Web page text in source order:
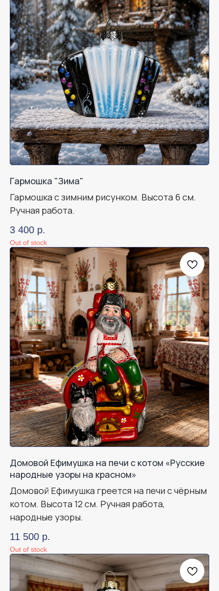
Гармошка "Зима"
Гармошка с зимним рисунком. Высота 6 см.
Ручная работа.
3 400 р.
Out of stock
Домовой Ефимушка на печи с котом «Русские
народные узоры на красном»
Домовой Ефимушка греется на печи с чёрным
котом. Высота 12 см. Ручная работа,
народные узоры.
11 500 р.
Out of stock